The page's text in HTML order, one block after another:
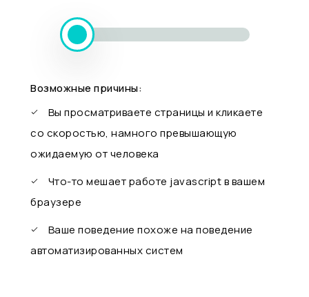
Возможные причины:
Вы просматриваете страницы и кликаете
со скоростью, намного превышающую
ожидаемую от человека
Что-то мешает работе javascript в вашем
браузере
Ваше поведение похоже на поведение
автоматизированных систем